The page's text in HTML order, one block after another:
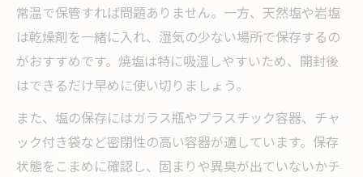
常温で保管すれば問題ありません。一方、天然塩や岩塩
は乾燥剤を一緒に入れ、湿気の少ない場所で保存するの
がおすすめです。焼塩は特に吸湿しやすいため、開封後
はできるだけ早めに使い切りましょう。
また、塩の保存にはガラス瓶やプラスチック容器、チャ
ック付き袋など密閉性の高い容器が適しています。保存
状態をこまめに確認し、固まりや異臭が出ていないかチ